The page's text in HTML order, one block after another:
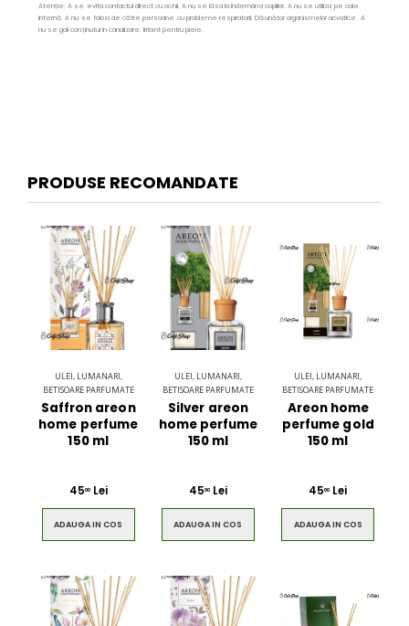
Atenție: A se evita contactul direct cu ochii. A nu se lăsa la îndemâna copiilor. A nu se utiliza pe cale
internă. A nu se folosi de către persoane cu probleme respiratorii. Dăunător organismelor acvatice. A
nu se goli conținutul în canalizare. Iritant pentru piele.
PRODUSE RECOMANDATE
ULEI, LUMANARI,
BETISOARE PARFUMATE
Saffron areon
home perfume
150 ml
4500Lei
ADAUGA IN COS
ULEI, LUMANARI,
BETISOARE PARFUMATE
Silver areon
home perfume
150 ml
4500Lei
ADAUGA IN COS
ULEI, LUMANARI,
BETISOARE PARFUMATE
Areon home
perfume gold
150 ml
4500 Lei
ADAUGA IN COS